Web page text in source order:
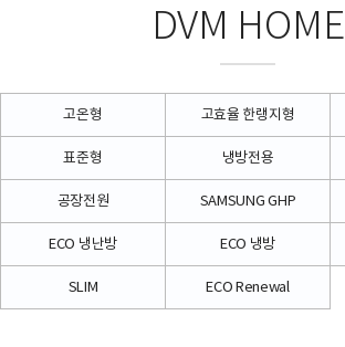
DVM HOME
고온형 고효율 한랭지형
표준형 냉방전용
공장전원 SAMSUNG GHP
ECO 냉난방 ECO 냉방
SLIM ECO Renewal